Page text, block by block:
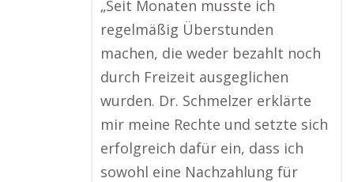
„Seit Monaten musste ich
regelmäßig Überstunden
machen, die weder bezahlt noch
durch Freizeit ausgeglichen
wurden. Dr. Schmelzer erklärte
mir meine Rechte und setzte sich
erfolgreich dafür ein, dass ich
sowohl eine Nachzahlung für